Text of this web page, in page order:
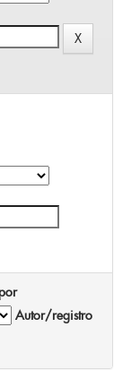
Autor/registro